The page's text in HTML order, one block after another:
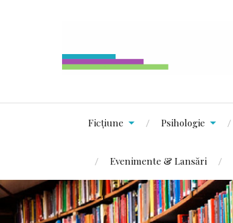
Ficțiune Psihologie
Evenimente & Lansări